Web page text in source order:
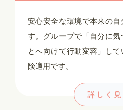
詳しく見
安心安全な環境で本来の
す。グループで「自分に気
とへ向けて行動変容」し
険適用です。